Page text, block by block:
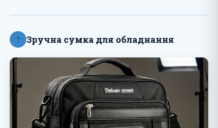
7 Зручна сумка для обладнання